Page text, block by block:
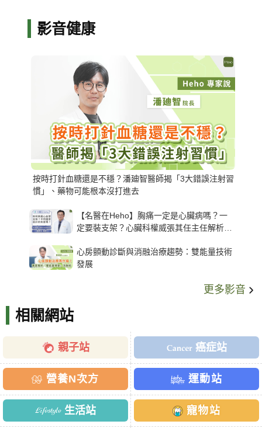
影音健康
按時打針血糖還是不穩？潘廸智醫師揭「3大錯誤注射習
慣」、藥物可能根本沒打進去
【名醫在Heho】胸痛一定是心臟病嗎？一
定要裝支架？心臟科權威張其任主任解析支
心房顫動診斷與消融治療趨勢：雙能量技術
發展
更多影音
相關網站
親子站 癌症站
營養N次方 運動站
生活站 寵物站